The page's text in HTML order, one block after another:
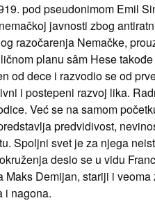
pod pseudonimom Emil
javnosti zbog
razočarenja Nemačke,
planu sâm Hese
od dece i razvodio se od
i postepeni razvoj lika.
Već se na samom
predvidivost,
Spoljni svet je za njega
desio se u vidu
Maks Demijan, stariji i
i nagona.